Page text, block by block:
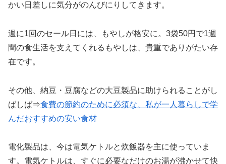
かい日差しに気分がのんびにりしてきます。
週に1回のセール日には、もやしが格安に。3袋50円で1週
間の食生活を支えてくれるもやしは、貴重でありがたい存
在です。
その他、納豆・豆腐などの大豆製品に助けられることがし
ばしば⇒食費の節約のために必須な、私が一人暮らしで学
んだおすすめの安い食材
電化製品は、今は電気ケトルと炊飯器を主に使っていま
す。電気ケトルは、すぐに必要なだけのお湯が沸かせて快